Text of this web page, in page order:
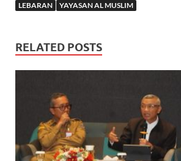
LEBARAN YAYASAN AL MUSLIM
RELATED POSTS